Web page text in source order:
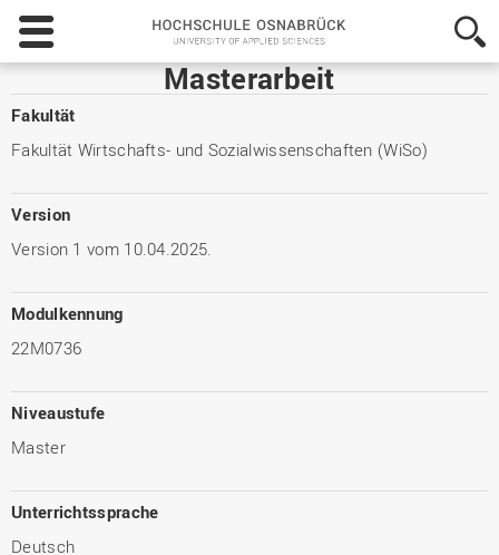
Hochschule
Osnabrück
-
University
Sciences
Masterarbeit
Fakultät
Fakultät Wirtschafts- und Sozialwissenschaften (WiSo)
Version
Version 1 vom 10.04.2025.
Modulkennung
22M0736
Niveaustufe
Master
Unterrichtssprache
Deutsch